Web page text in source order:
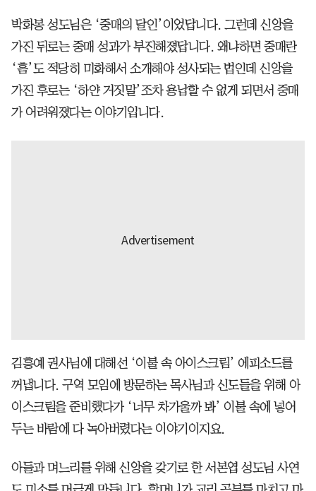
박화봉 성도님은 ‘중매의 달인’이었답니다. 그런데 신앙을
가진 뒤로는 중매 성과가 부진해졌답니다. 왜냐하면 중매란
‘흠’도 적당히 미화해서 소개해야 성사되는 법인데 신앙을
가진 후로는 ‘하얀 거짓말’조차 용납할 수 없게 되면서 중매
가 어려워졌다는 이야기입니다.
김흥예 권사님에 대해선 ‘이불 속 아이스크림’ 에피소드를
꺼냅니다. 구역 모임에 방문하는 목사님과 신도들을 위해 아
이스크림을 준비했다가 ‘너무 차가울까 봐’ 이불 속에 넣어
두는 바람에 다 녹아버렸다는 이야기이지요.
아들과 며느리를 위해 신앙을 갖기로 한 서본엽 성도님 사연